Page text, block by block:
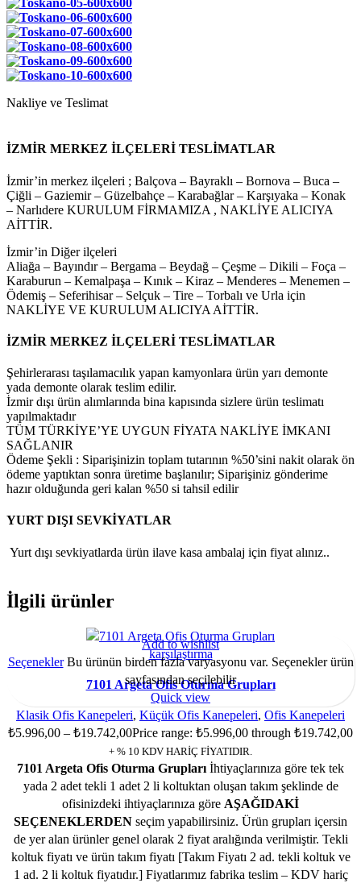
Nakliye ve Teslimat
İZMİR MERKEZ İLÇELERİ TESLİMATLAR
İzmir’in merkez ilçeleri ; Balçova – Bayraklı – Bornova – Buca –
Çiğli – Gaziemir – Güzelbahçe – Karabağlar – Karşıyaka – Konak
– Narlıdere KURULUM FİRMAMIZA , NAKLİYE ALICIYA
AİTTİR.
İzmir’in Diğer ilçeleri
Aliağa – Bayındır – Bergama – Beydağ – Çeşme – Dikili – Foça –
Karaburun – Kemalpaşa – Kınık – Kiraz – Menderes – Menemen –
Ödemiş – Seferihisar – Selçuk – Tire – Torbalı ve Urla için
NAKLİYE VE KURULUM ALICIYA AİTTİR.
İZMİR MERKEZ İLÇELERİ TESLİMATLAR
Şehirlerarası taşılamacılık yapan kamyonlara ürün yarı demonte
yada demonte olarak teslim edilir.
İzmir dışı ürün alımlarında bina kapısında sizlere ürün teslimatı
yapılmaktadır
TÜM TÜRKİYE’YE UYGUN FİYATA NAKLİYE İMKANI
SAĞLANIR
Ödeme Şekli : Siparişinizin toplam tutarının %50’sini nakit olarak ön
ödeme yaptıktan sonra üretime başlanılır; Siparişiniz gönderime
hazır olduğunda geri kalan %50 si tahsil edilir
YURT DIŞI SEVKİYATLAR
Yurt dışı sevkiyatlarda ürün ilave kasa ambalaj için fiyat alınız..
İlgili ürünler
karşılaştırma
7101 Argeta Ofis Oturma Grupları
Klasik Ofis Kanepeleri, Küçük Ofis Kanepeleri, Ofis Kanepeleri
₺5.996,00 – ₺19.742,00Price range: ₺5.996,00 through ₺19.742,00
+ % 10 KDV HARİÇ FİYATIDIR.
7101 Argeta Ofis Oturma Gruplarıİhtiyaçlarınıza göre tek tek
yada 2 adet tekli 1 adet 2 li koltuktan oluşan takım şeklinde de
ofisinizdeki ihtiyaçlarınıza göre AŞAĞIDAKİ
SEÇENEKLERDEN seçim yapabilirsiniz. Ürün grupları içersin
de yer alan ürünler genel olarak 2 fiyat aralığında verilmiştir. Tekli
koltuk fiyatı ve ürün takım fiyatı [Takım Fiyatı 2 ad. tekli koltuk ve
1 ad. 2 li koltuk fiyatıdır.] Fiyatlarımız fabrika teslim – KDV hariç
Add to wishlist
Seçenekler Bu ürünün birden fazla varyasyonu var. Seçenekler ürün
sayfasından seçilebilir
Quick view